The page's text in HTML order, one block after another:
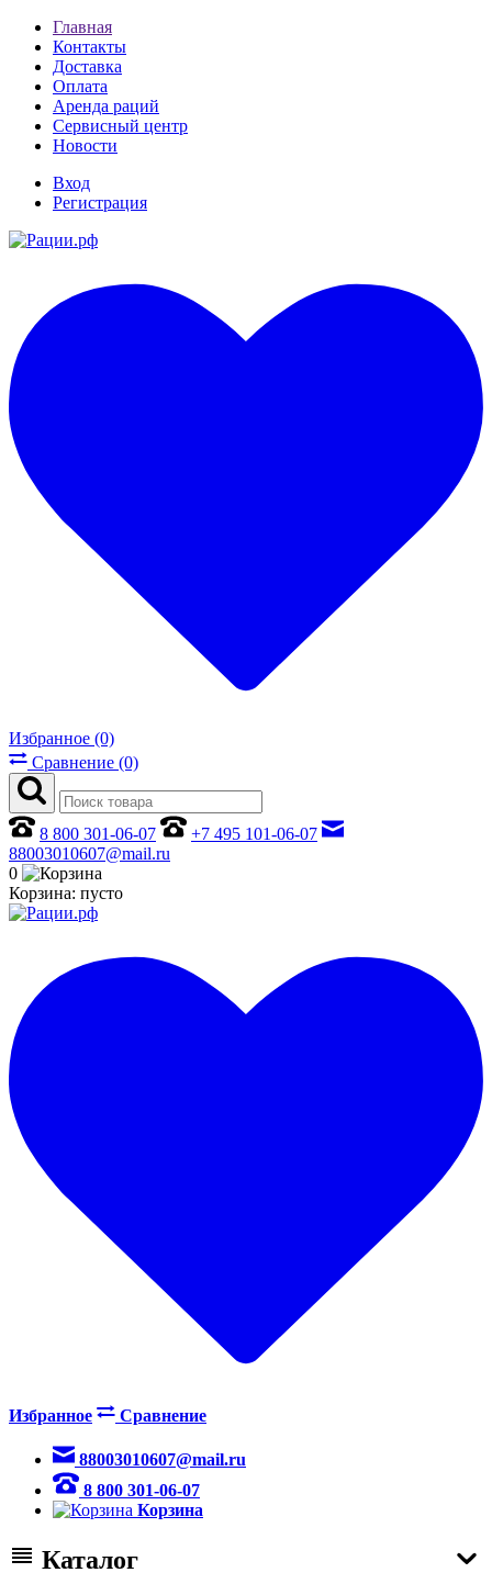
Главная
Контакты
Доставка
Оплата
Аренда раций
Сервисный центр
Новости
Вход
Регистрация
Избранное (0)
Сравнение (0)
8 800 301-06-07
+7 495 101-06-07
88003010607@mail.ru
0
Корзина: пусто
Избранное Сравнение
88003010607@mail.ru
8 800 301-06-07
Корзина
Каталог